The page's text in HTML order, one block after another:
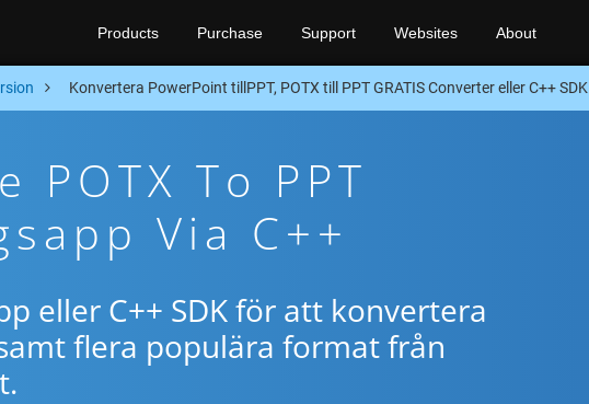
Products Purchase Support Websites About
Konvertera PowerPoint tillPPT, POTX till PPT GRATIS Converter eller C++ SDK
To PPT
Via C++
eller C++ SDK för att konvertera
flera populära format från